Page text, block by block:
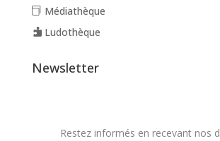
Médiathèque
Ludothèque
Newsletter
Restez informés en recevant nos